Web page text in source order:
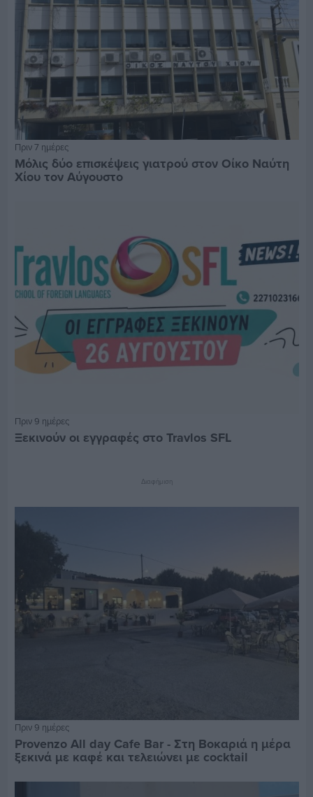
Πριν 7 ημέρες
Μόλις δύο επισκέψεις γιατρού στον Οίκο Ναύτη
Χίου τον Αύγουστο
Πριν 9 ημέρες
Ξεκινούν οι εγγραφές στο Travlos SFL
Διαφήμιση
Πριν 9 ημέρες
Provenzo All day Cafe Bar - Στη Βοκαριά η μέρα
ξεκινά με καφέ και τελειώνει με cocktail